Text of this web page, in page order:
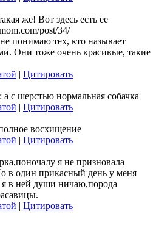
же! Вот здесь есть ее
post/34/
понимаю тех, кто называет
Они тоже очень красивые, такие
| Цитировать
а с шерстью нормальная собачка
| Цитировать
восхищение
| Цитировать
я не призновала
в один прикасный день у меня
я в ней души ничаю,порода
| Цитировать